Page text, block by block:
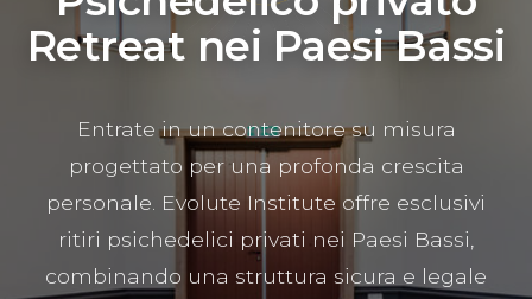
Retreat nei Paesi Bassi
Entrate in un contenitore su misura
progettato per una profonda crescita
personale. Evolute Institute offre esclusivi
ritiri psichedelici privati nei Paesi Bassi,
combinando una struttura sicura e legale